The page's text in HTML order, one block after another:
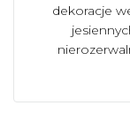
dekoracje